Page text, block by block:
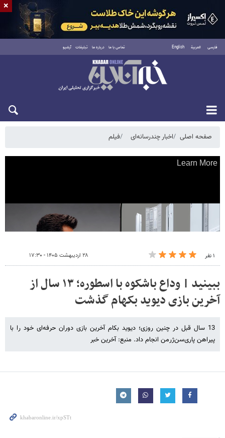
فارسی العربية English تماس با ما درباره ما تبلیغات آرشیو
جمعه ۱۶ مرداد ۱۴۰۵
صفحه اصلی اخبار چندرسانه‌ای فیلم
۱ نفر ۲۸ اردیبهشت ۱۴۰۵ - ۱۷:۳۰
ببینید | وداع باشکوه با اسطوره؛ ۱۳ سال از
آخرین بازی دیوید بکهام گذشت
13 سال قبل در چنین روزی؛ دیوید بکام آخرین بازی دوران حرفه‌ای خود را با
پیراهن پاری‌سن‌ژرمن انجام داد. منبع: آخرین خبر
×